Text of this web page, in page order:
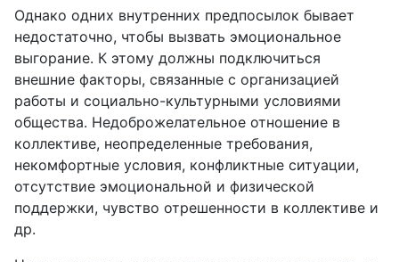
Однако одних внутренних предпосылок бывает
недостаточно, чтобы вызвать эмоциональное
выгорание. К этому должны подключиться
внешние факторы, связанные с организацией
работы и социально-культурными условиями
общества. Недоброжелательное отношение в
коллективе, неопределенные требования,
некомфортные условия, конфликтные ситуации,
отсутствие эмоциональной и физической
поддержки, чувство отрешенности в коллективе и
др.